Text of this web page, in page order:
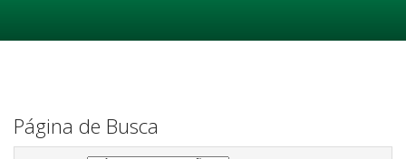
Página de Busca